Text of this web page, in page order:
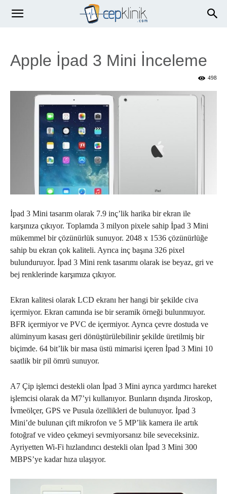
Apple İpad 3 Mini İnceleme
498
İpad 3 Mini tasarım olarak 7.9 inç’lik harika bir ekran ile
karşınıza çıkıyor. Toplamda 3 milyon pixele sahip İpad 3 Mini
mükemmel bir çözünürlük sunuyor. 2048 x 1536 çözünürlüğe
sahip bu ekran çok kaliteli. Ayrıca inç başına 326 pixel
bulunduruyor. İpad 3 Mini renk tasarımı olarak ise beyaz, gri ve
bej renklerinde karşımıza çıkıyor.
Ekran kalitesi olarak LCD ekranı her hangi bir şekilde civa
içermiyor. Ekran camında ise bir seramik örneği bulunmuyor.
BFR içermiyor ve PVC de içermiyor. Ayrıca çevre dostuda ve
alüminyum kasası geri dönüştürülebilinir şekilde üretilmiş bir
biçimde. 64 bit’lik bir masa üstü mimarisi içeren İpad 3 Mini 10
saatlik bir pil ömrü sunuyor.
A7 Çip işlemci destekli olan İpad 3 Mini ayrıca yardımcı hareket
işlemcisi olarak da M7’yi kullanıyor. Bunların dışında Jiroskop,
İvmeölçer, GPS ve Pusula özellikleri de bulunuyor. İpad 3
Mini’de bulunan çift mikrofon ve 5 MP’lik kamera ile artık
fotoğraf ve video çekmeyi sevmiyorsanız bile seveceksiniz.
Ayriyetten Wi-Fi hızlandırıcı destekli olan İpad 3 Mini 300
MBPS’ye kadar hıza ulaşıyor.